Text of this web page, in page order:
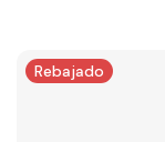
Rebajado